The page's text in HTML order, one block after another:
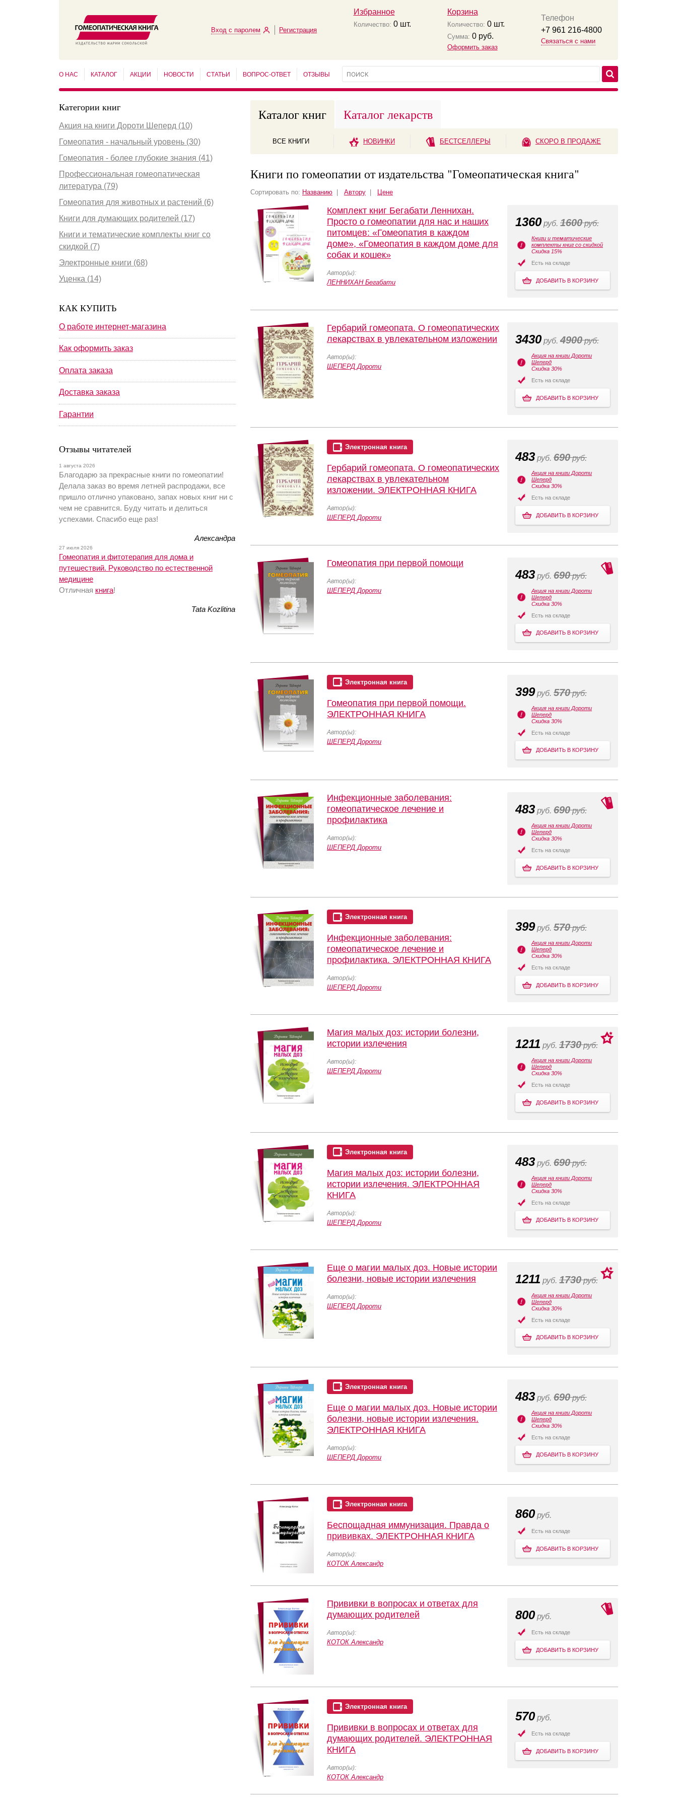
Вход с паролем Регистрация
Избранное
Количество: 0шт.
Корзина
Количество: 0шт.
Сумма: 0руб.
Оформить заказ
Телефон
+7 961 216-4800
Связаться с нами
О НАС КАТАЛОГ АКЦИИ НОВОСТИ СТАТЬИ ВОПРОС-ОТВЕТ ОТЗЫВЫ
Категории книг
Акция на книги Дороти Шеперд (10)
Гомеопатия - начальный уровень (30)
Гомеопатия - более глубокие знания (41)
Профессиональная гомеопатическая
литература (79)
Гомеопатия для животных и растений (6)
Книги для думающих родителей (17)
Книги и тематические комплекты книг со
скидкой (7)
Электронные книги (68)
Уценка (14)
КАК КУПИТЬ
О работе интернет-магазина
Как оформить заказ
Оплата заказа
Доставка заказа
Гарантии
Отзывы читателей
1 августа 2026
Благодарю за прекрасные книги по гомеопатии!
Делала заказ во время летней распродажи, все
пришло отлично упаковано, запах новых книг ни с
чем не сравнится. Буду читать и делиться
успехами. Спасибо еще раз!
Александра
27 июля 2026
Гомеопатия и фитотерапия для дома и
путешествий. Руководство по естественной
медицине
Отличная книга!
Tata Kozlitina
Каталог книг Каталог лекарств
ВСЕ КНИГИ НОВИНКИ БЕСТСЕЛЛЕРЫ СКОРО В ПРОДАЖЕ
Книги по гомеопатии от издательства "Гомеопатическая книга"
Сортировать по: Названию Автору Цене
Комплект книг Бегабати Леннихан.
Просто о гомеопатии для нас и наших
питомцев: «Гомеопатия в каждом
доме», «Гомеопатия в каждом доме для
собак и кошек»
Автор(ы):
ЛЕННИХАН Бегабати
1360 руб. 1600руб.
Книги и тематические
комплекты книг со скидкой
Скидка 15%
Есть на складе
ДОБАВИТЬ В КОРЗИНУ
Гербарий гомеопата. О гомеопатических
лекарствах в увлекательном изложении
Автор(ы):
ШЕПЕРД Дороти
3430 руб.4900руб.
Акция на книги Дороти
Шеперд
Скидка 30%
Есть на складе
ДОБАВИТЬ В КОРЗИНУ
Электронная книга
Гербарий гомеопата. О гомеопатических
лекарствах в увлекательном
изложении. ЭЛЕКТРОННАЯ КНИГА
Автор(ы):
ШЕПЕРД Дороти
483 руб. 690руб.
Акция на книги Дороти
Шеперд
Скидка 30%
Есть на складе
ДОБАВИТЬ В КОРЗИНУ
Гомеопатия при первой помощи
Автор(ы):
ШЕПЕРД Дороти
483 руб. 690руб.
Акция на книги Дороти
Шеперд
Скидка 30%
Есть на складе
ДОБАВИТЬ В КОРЗИНУ
Электронная книга
Гомеопатия при первой помощи.
ЭЛЕКТРОННАЯ КНИГА
Автор(ы):
ШЕПЕРД Дороти
399руб. 570руб.
Акция на книги Дороти
Шеперд
Скидка 30%
Есть на складе
ДОБАВИТЬ В КОРЗИНУ
Инфекционные заболевания:
гомеопатическое лечение и
профилактика
Автор(ы):
ШЕПЕРД Дороти
483 руб. 690руб.
Акция на книги Дороти
Шеперд
Скидка 30%
Есть на складе
ДОБАВИТЬ В КОРЗИНУ
Электронная книга
Инфекционные заболевания:
гомеопатическое лечение и
профилактика. ЭЛЕКТРОННАЯ КНИГА
Автор(ы):
ШЕПЕРД Дороти
399руб. 570руб.
Акция на книги Дороти
Шеперд
Скидка 30%
Есть на складе
ДОБАВИТЬ В КОРЗИНУ
Магия малых доз: истории болезни,
истории излечения
Автор(ы):
ШЕПЕРД Дороти
1211 руб. 1730руб.
Акция на книги Дороти
Шеперд
Скидка 30%
Есть на складе
ДОБАВИТЬ В КОРЗИНУ
Электронная книга
Магия малых доз: истории болезни,
истории излечения. ЭЛЕКТРОННАЯ
КНИГА
Автор(ы):
ШЕПЕРД Дороти
483 руб. 690руб.
Акция на книги Дороти
Шеперд
Скидка 30%
Есть на складе
ДОБАВИТЬ В КОРЗИНУ
Еще о магии малых доз. Новые истории
болезни, новые истории излечения
Автор(ы):
ШЕПЕРД Дороти
1211 руб. 1730руб.
Акция на книги Дороти
Шеперд
Скидка 30%
Есть на складе
ДОБАВИТЬ В КОРЗИНУ
Электронная книга
Еще о магии малых доз. Новые истории
болезни, новые истории излечения.
ЭЛЕКТРОННАЯ КНИГА
Автор(ы):
ШЕПЕРД Дороти
483 руб. 690руб.
Акция на книги Дороти
Шеперд
Скидка 30%
Есть на складе
ДОБАВИТЬ В КОРЗИНУ
Электронная книга
Беспощадная иммунизация. Правда о
прививках. ЭЛЕКТРОННАЯ КНИГА
Автор(ы):
КОТОК Александр
860 руб.
Есть на складе
ДОБАВИТЬ В КОРЗИНУ
Прививки в вопросах и ответах для
думающих родителей
Автор(ы):
КОТОК Александр
800 руб.
Есть на складе
ДОБАВИТЬ В КОРЗИНУ
Электронная книга
Прививки в вопросах и ответах для
думающих родителей. ЭЛЕКТРОННАЯ
КНИГА
Автор(ы):
КОТОК Александр
570 руб.
Есть на складе
ДОБАВИТЬ В КОРЗИНУ